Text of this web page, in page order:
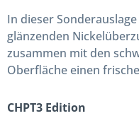
In dieser
glänzenden
zusammen mit den
Oberfläche einen
CHPT3 Edition